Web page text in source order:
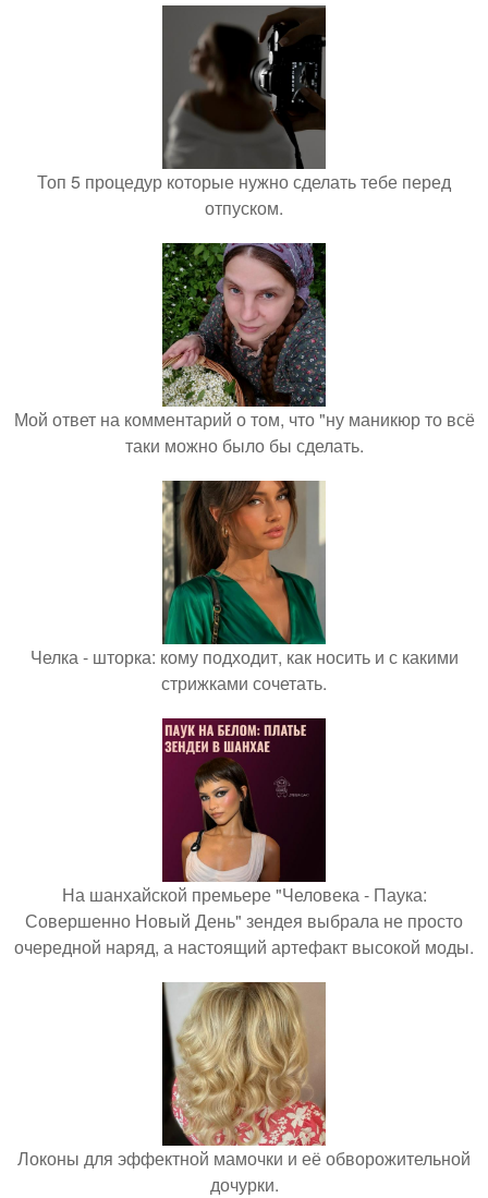
Топ 5 процедур которые нужно сделать тебе перед
отпуском.
Мой ответ на комментарий о том, что "ну маникюр то всё
таки можно было бы сделать.
Челка - шторка: кому подходит, как носить и с какими
стрижками сочетать.
На шанхайской премьере "Человека - Паука:
Совершенно Новый День" зендея выбрала не просто
очередной наряд, а настоящий артефакт высокой моды.
Локоны для эффектной мамочки и её обворожительной
дочурки.